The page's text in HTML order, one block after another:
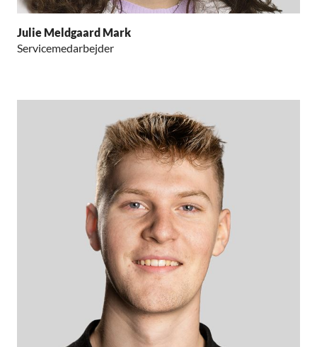
Julie Meldgaard Mark
Servicemedarbejder